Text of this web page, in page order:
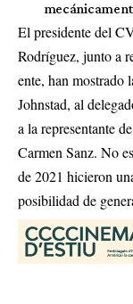
El presidente del
Rodríguez, junto a
ente, han mostrado
Johnstad, al
a la representante
Carmen Sanz. No
de 2021 hicieron
posibilidad de